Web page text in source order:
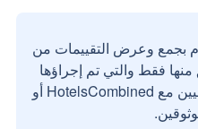
بجمع وعرض التقييمات من
فقط والتي تم إجراؤها
بواسطة مستخدمين حقيقيين مع HotelsCombined أو